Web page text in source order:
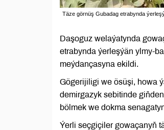
Täze görnüş Gubadag etrabynda
Daşoguz welaýatynda
etrabynda ýerleşýän ylmy-
meýdançasyna ekildi.
Gögerijiligi we ösüşi, howa
demirgazyk sebitinde
bölmek we dokma
Ýerli seçgiçiler gowaçanyň